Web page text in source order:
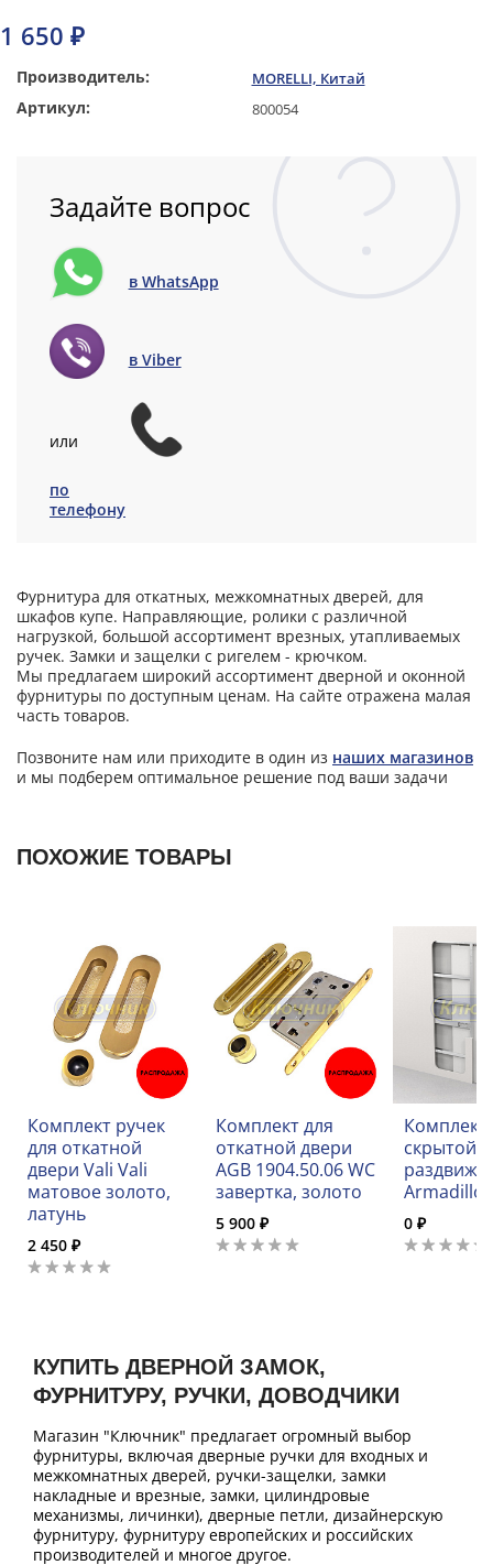
Производитель: MORELLI, Китай
Артикул: 800054
1 650 ₽
Задайте вопрос
в WhatsApp
в Viber
или
по
телефону
Фурнитура для откатных, межкомнатных дверей, для
шкафов купе. Направляющие, ролики с различной
нагрузкой, большой ассортимент врезных, утапливаемых
ручек. Замки и защелки с ригелем - крючком.
Мы предлагаем широкий ассортимент дверной и оконной
фурнитуры по доступным ценам. На сайте отражена малая
часть товаров.
Позвоните нам или приходите в один из наших магазинов
и мы подберем оптимальное решение под ваши задачи
ПОХОЖИЕ ТОВАРЫ
Комплект ручек
для откатной
двери Vali Vali
матовое золото,
латунь
2 450 ₽
Комплект для
откатной двери
AGB 1904.50.06 WC
завертка, золото
5 900 ₽
Комплект
скрытой
Armadillo
0 ₽
КУПИТЬ ДВЕРНОЙ ЗАМОК,
ФУРНИТУРУ, РУЧКИ, ДОВОДЧИКИ
Магазин "Ключник" предлагает огромный выбор
фурнитуры, включая дверные ручки для входных и
межкомнатных дверей, ручки-защелки, замки
накладные и врезные, замки, цилиндровые
механизмы, личинки), дверные петли, дизайнерскую
фурнитуру, фурнитуру европейских и российских
производителей и многое другое.